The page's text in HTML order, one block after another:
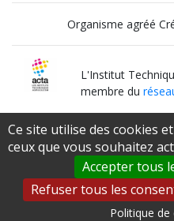
Organisme agréé
L'Institut
membre du
Institut Technique
par leMinistère
Ce site utilise des cookies
ceux que vous souhaitez
Accepter tous
Refuser tous les
Politique